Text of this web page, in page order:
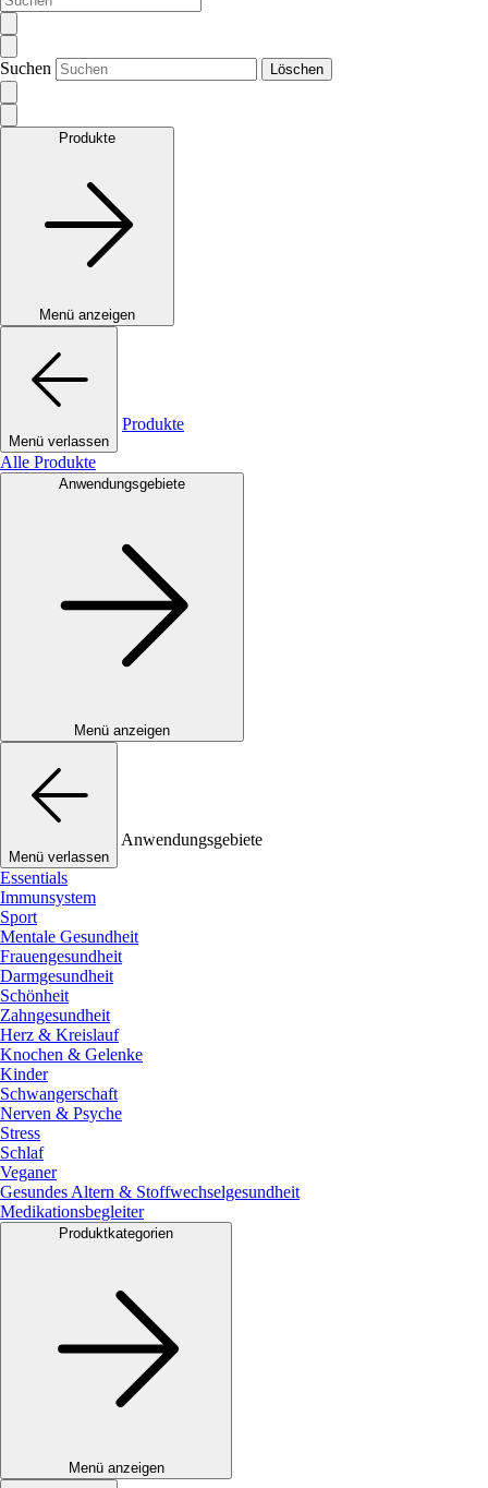
Suchen Löschen
Produkte
Menü anzeigen
Menü verlassen
Produkte
Alle Produkte
Anwendungsgebiete
Menü anzeigen
Menü verlassen
Anwendungsgebiete
Essentials
Immunsystem
Sport
Mentale Gesundheit
Frauengesundheit
Darmgesundheit
Schönheit
Zahngesundheit
Herz & Kreislauf
Knochen & Gelenke
Kinder
Schwangerschaft
Nerven & Psyche
Stress
Schlaf
Veganer
Gesundes Altern & Stoffwechselgesundheit
Medikationsbegleiter
Produktkategorien
Menü anzeigen